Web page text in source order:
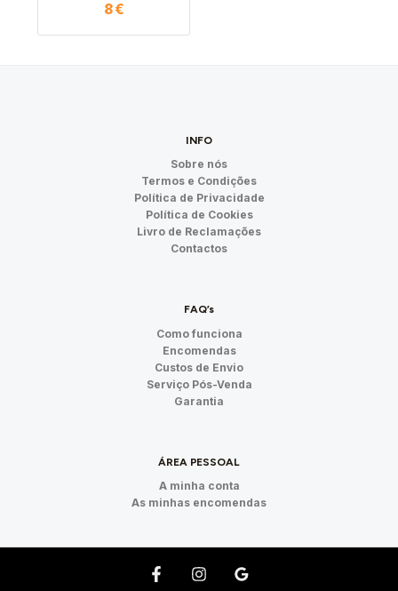
8€
INFO
Sobre nós
Termos e Condições
Política de Privacidade
Política de Cookies
Livro de Reclamações
Contactos
FAQ’s
Como funciona
Encomendas
Custos de Envio
Serviço Pós-Venda
Garantia
ÁREA PESSOAL
A minha conta
As minhas encomendas